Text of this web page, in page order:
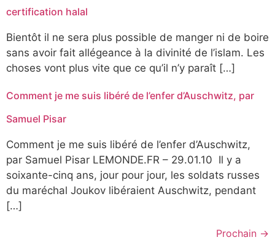
certification halal
Bientôt il ne sera plus possible de manger ni de boire
sans avoir fait allégeance à la divinité de l’islam. Les
choses vont plus vite que ce qu’il n’y paraît […]
Comment je me suis libéré de l’enfer d’Auschwitz, par
Samuel Pisar
Comment je me suis libéré de l’enfer d’Auschwitz,
par Samuel Pisar LEMONDE.FR – 29.01.10 Il y a
soixante-cinq ans, jour pour jour, les soldats russes
du maréchal Joukov libéraient Auschwitz, pendant
[…]
Prochain →